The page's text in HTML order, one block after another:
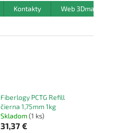
Kontakty Web 3Dmanufaktura.sk
Fiberlogy PCTG Refill
čierna 1,75mm 1kg
Skladom(1 ks)
31,37 €